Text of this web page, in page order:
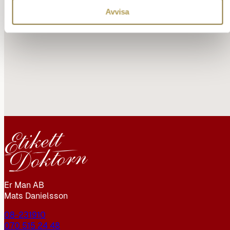
Avvisa
MATS FÖRELÄSNINGAR
Er Man AB
Mats Danielsson
08-231910
070 515 24 48